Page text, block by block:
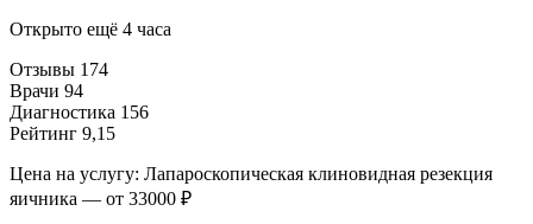
Открыто ещё 4 часа
Отзывы 174
Врачи 94
Диагностика 156
Рейтинг 9,15
Цена на услугу: Лапароскопическая клиновидная резекция
яичника — от 33000 ₽